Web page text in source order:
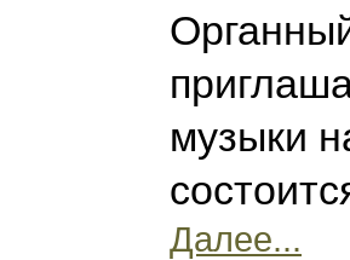
музыки
Далее...